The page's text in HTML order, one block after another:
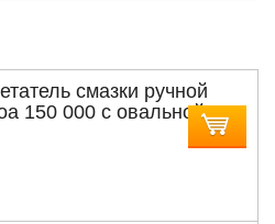
смазки ручной
150 000 с овальной